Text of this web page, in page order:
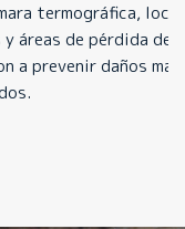
localizaron
pérdida de calor
daños mayores.